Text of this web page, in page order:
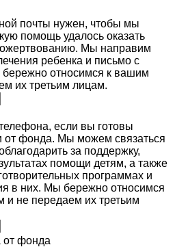
почты нужен, чтобы мы
помощь удалось оказать
Мы направим
ребенка и письмо с
относимся к вашим
их третьим лицам.
если вы готовы
от фонда. Мы можем связаться
за поддержку,
помощи детям, а также
программах и
в них. Мы бережно относимся
не передаем их третьим
от фонда